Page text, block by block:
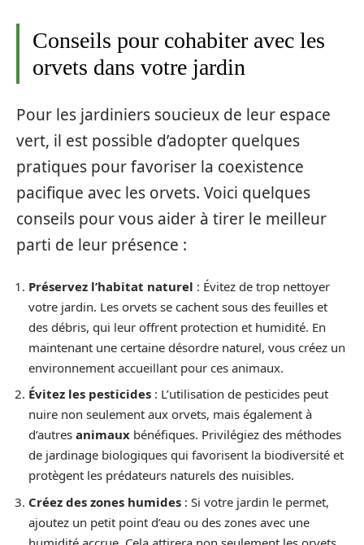
Conseils pour cohabiter avec les
orvets dans votre jardin
Pour les jardiniers soucieux de leur espace
vert, il est possible d’adopter quelques
pratiques pour favoriser la coexistence
pacifique avec les orvets. Voici quelques
conseils pour vous aider à tirer le meilleur
parti de leur présence :
Préservez l’habitat naturel : Évitez de trop nettoyer
votre jardin. Les orvets se cachent sous des feuilles et
des débris, qui leur offrent protection et humidité. En
maintenant une certaine désordre naturel, vous créez un
environnement accueillant pour ces animaux.
Évitez les pesticides : L’utilisation de pesticides peut
nuire non seulement aux orvets, mais également à
d’autres animaux bénéfiques. Privilégiez des méthodes
de jardinage biologiques qui favorisent la biodiversité et
protègent les prédateurs naturels des nuisibles.
Créez des zones humides : Si votre jardin le permet,
ajoutez un petit point d’eau ou des zones avec une